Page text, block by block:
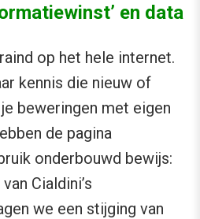
en data
op het hele internet.
kennis die nieuw of
beweringen met eigen
de pagina
onderbouwd bewijs:
Cialdini’s
we een stijging van